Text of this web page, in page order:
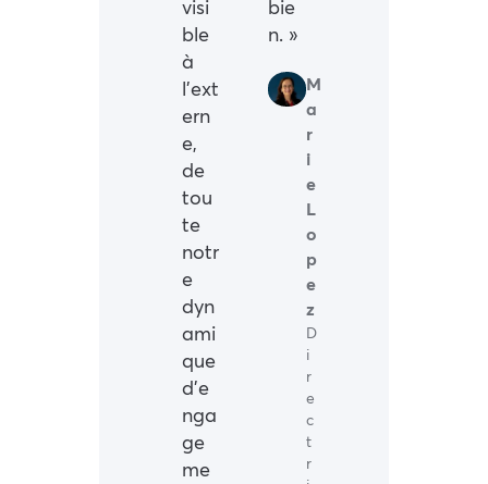
visi
ble
à
l’ext
ern
e,
de
tou
te
notr
e
dyn
ami
que
d’e
nga
ge
me
bie
n. »
M
a
r
i
e
L
o
p
e
z
D
i
r
e
c
t
r